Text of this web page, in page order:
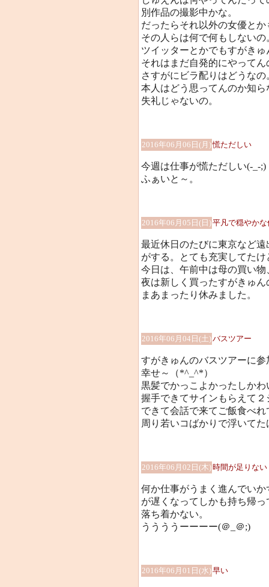
別作品の撮影中かな。
だったらそれ以外の女優と
その人らは何で何もしないの
ツイッターとかでもすがき
それはまだ自発的にやって
さすがにビラ配りはどうなの
本人はどう思ってんのか知
失礼じゃないの。
2016年06月06日(月)慌ただしい
今週は仕事が慌ただしい(-_-;)
ふぁいと～。
2016年06月05日(日)平凡で穏やかな
最近休日のたびに東京など
がする。とても充実してた
今日は、午前中は母の買い
夜は新しく買ったすがきゅ
まあまったり休みました。
2016年06月04日(土)バスツアー
すがきゅんのバスツアーに参
幸せ～（*^_^*）
黒髪でかっこよかったしか
握手できてサインもらえて
できて会話で来てご飯食べ
周り若いコばかりで浮いて
2016年06月02日(木)時間が足りない
何か仕事がうまく進んでい
が遅くなってしかも持ち帰っ
落ち着かない。
ううううーーーー(＠_＠;)
2016年06月01日(水)早い